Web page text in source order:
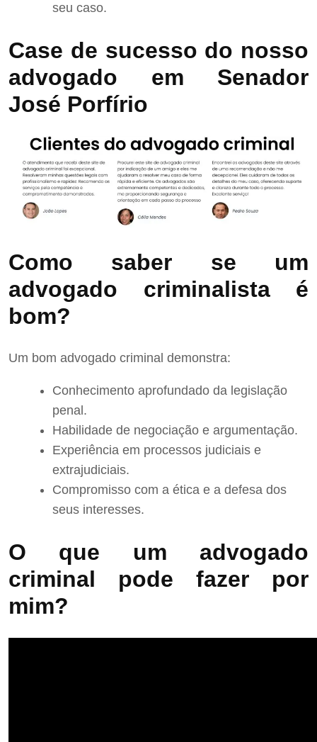
seu caso.
Case de sucesso do nosso
advogado em Senador
José Porfírio
Como saber se um
advogado criminalista é
bom?
Um bom advogado criminal demonstra:
Conhecimento aprofundado da legislação
penal.
Habilidade de negociação e argumentação.
Experiência em processos judiciais e
extrajudiciais.
Compromisso com a ética e a defesa dos
seus interesses.
O que um advogado
criminal pode fazer por
mim?